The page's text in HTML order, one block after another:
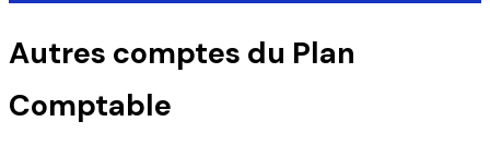
Autres comptes du Plan
Comptable